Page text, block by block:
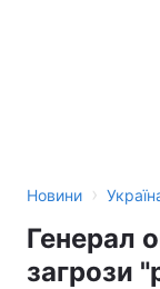
Новини ›
Генерал
загрози